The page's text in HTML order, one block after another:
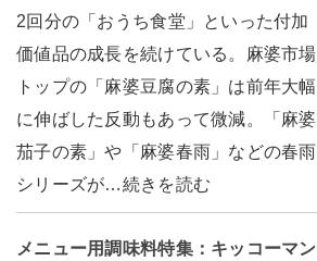
2回分の「おうち食堂」といった付加
価値品の成長を続けている。麻婆市場
トップの「麻婆豆腐の素」は前年大幅
に伸ばした反動もあって微減。「麻婆
茄子の素」や「麻婆春雨」などの春雨
シリーズが…続きを読む
メニュー用調味料特集：キッコーマン